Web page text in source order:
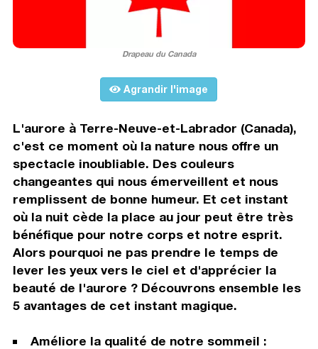
Drapeau du Canada
Agrandir l'image
L'aurore à Terre-Neuve-et-Labrador (Canada),
c'est ce moment où la nature nous offre un
spectacle inoubliable. Des couleurs
changeantes qui nous émerveillent et nous
remplissent de bonne humeur. Et cet instant
où la nuit cède la place au jour peut être très
bénéfique pour notre corps et notre esprit.
Alors pourquoi ne pas prendre le temps de
lever les yeux vers le ciel et d'apprécier la
beauté de l'aurore ? Découvrons ensemble les
5 avantages de cet instant magique.
Améliore la qualité de notre sommeil :